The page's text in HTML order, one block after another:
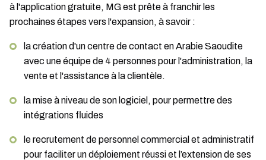
à l'application gratuite, MG est prête à franchir les
prochaines étapes vers l'expansion, à savoir :
la création d'un centre de contact en Arabie Saoudite
avec une équipe de 4 personnes pour l'administration, la
vente et l'assistance à la clientèle.
la mise à niveau de son logiciel, pour permettre des
intégrations fluides
le recrutement de personnel commercial et administratif
pour faciliter un déploiement réussi et l’extension de ses